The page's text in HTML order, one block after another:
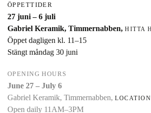
ÖPPETTIDER
27 juni – 6 juli
Gabriel Keramik, Timmernabben, HITTA
Öppet dagligen kl. 11–15
Stängt måndag 30 juni
OPENING HOURS
June 27 – July 6
Gabriel Keramik, Timmernabben, LOCATION
Open daily 11AM–3PM